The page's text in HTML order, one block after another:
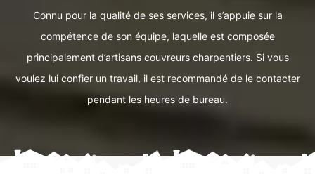
Connu pour la qualité de ses services, il s’appuie sur la
compétence de son équipe, laquelle est composée
principalement d’artisans couvreurs charpentiers. Si vous
voulez lui confier un travail, il est recommandé de le contacter
pendant les heures de bureau.